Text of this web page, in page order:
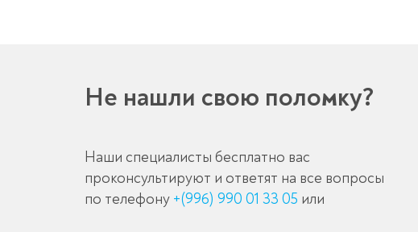
Не нашли свою поломку?
Наши специалисты бесплатно вас
проконсультируют и ответят на все вопросы
по телефону +(996) 990 01 33 05 или